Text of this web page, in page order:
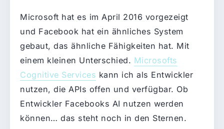
Microsoft hat es im April 2016 vorgezeigt
und Facebook hat ein ähnliches System
gebaut, das ähnliche Fähigkeiten hat. Mit
einem kleinen Unterschied. Microsofts
Cognitive Services kann ich als Entwickler
nutzen, die APIs offen und verfügbar. Ob
Entwickler Facebooks AI nutzen werden
können… das steht noch in den Sternen.